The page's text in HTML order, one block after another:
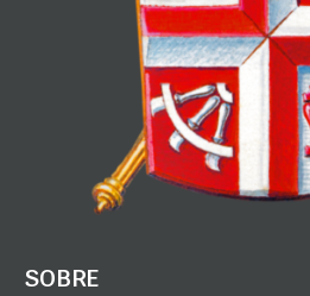
SOBRE